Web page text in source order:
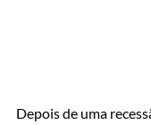
Depois de uma